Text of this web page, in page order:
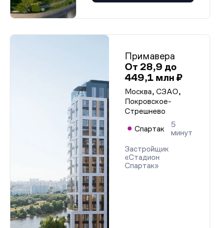
Примавера
От 28,9 до
449,1 млн ₽
Москва, СЗАО,
Покровское-
Стрешнево
Спартак
5
минут
Застройщик
«Стадион
Спартак»